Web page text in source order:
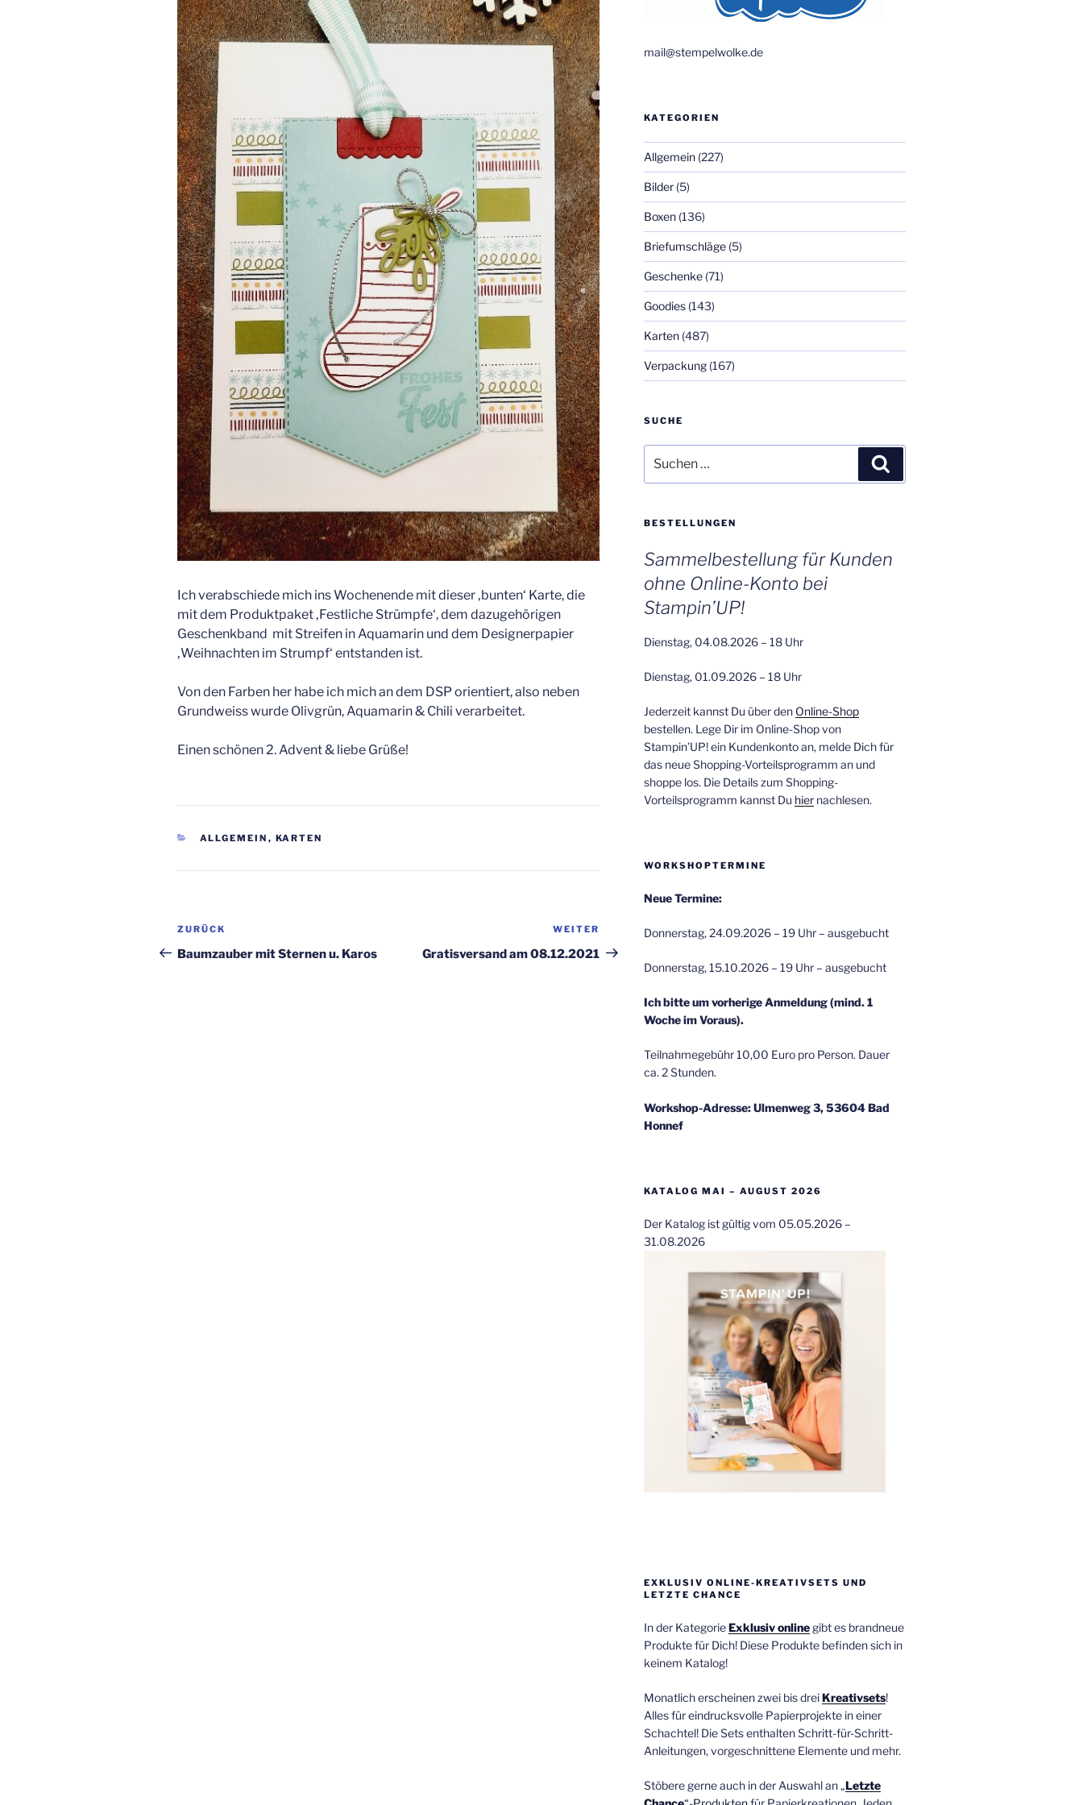
Ich verabschiede mich ins Wochenende mit dieser ‚bunten‘ Karte, die
mit dem Produktpaket ‚Festliche Strümpfe‘, dem dazugehörigen
Geschenkband mit Streifen in Aquamarin und dem Designerpapier
‚Weihnachten im Strumpf‘ entstanden ist.
Von den Farben her habe ich mich an dem DSP orientiert, also neben
Grundweiss wurde Olivgrün, Aquamarin & Chili verarbeitet.
Einen schönen 2. Advent & liebe Grüße!
KATEGORIEN
ALLGEMEIN , KARTEN
Beitragsnavigation
Vorheriger
Beitrag
ZURÜCK
Baumzauber mit Sternen u. Karos
Nächster
Beitrag
WEITER
Gratisversand am 08.12.2021
mail@stempelwolke.de
KATEGORIEN
Allgemein(227)
Bilder(5)
Boxen(136)
Briefumschläge(5)
Geschenke(71)
Goodies(143)
Karten(487)
Verpackung(167)
SUCHE
nach:
BESTELLUNGEN
Sammelbestellung für Kunden
ohne Online-Konto bei
Stampin’UP!
Dienstag, 04.08.2026 – 18 Uhr
Dienstag, 01.09.2026 – 18 Uhr
Jederzeit kannst Du über den Online-Shop
bestellen. Lege Dir im Online-Shop von
Stampin’UP! ein Kundenkonto an, melde Dich für
das neue Shopping-Vorteilsprogramm an und
shoppe los. Die Details zum Shopping-
Vorteilsprogramm kannst Du hiernachlesen.
WORKSHOPTERMINE
Neue Termine:
Donnerstag, 24.09.2026 – 19 Uhr – ausgebucht
Donnerstag, 15.10.2026 – 19 Uhr – ausgebucht
Ich bitte um vorherige Anmeldung (mind. 1
Woche im Voraus).
Teilnahmegebühr 10,00 Euro pro Person. Dauer
ca. 2 Stunden.
Workshop-Adresse: Ulmenweg 3, 53604 Bad
Honnef
KATALOG MAI – AUGUST 2026
Der Katalog ist gültig vom 05.05.2026 –
31.08.2026
EXKLUSIV ONLINE-KREATIVSETS UND
LETZTE CHANCE
In der KategorieExklusiv onlinegibt es brandneue
Produkte für Dich! Diese Produkte befinden sich in
keinem Katalog!
Monatlich erscheinen zwei bis drei Kreativsets!
Alles für eindrucksvolle Papierprojekte in einer
Schachtel! Die Sets enthalten Schritt-für-Schritt-
Anleitungen, vorgeschnittene Elemente und mehr.
Stöbere gerne auch in der Auswahl an „Letzte